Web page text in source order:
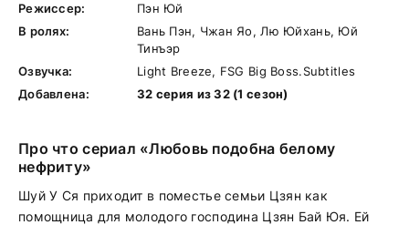
Режиссер:
Пэн Юй
В ролях:
Вань Пэн, Чжан Яо, Лю Юйхань, Юй
Тинъэр
Озвучка:
Light Breeze, FSG Big Boss.Subtitles
Добавлена:
32 серия из 32 (1 сезон)
Про что сериал «Любовь подобна белому
нефриту»
Шуй У Ся приходит в поместье семьи Цзян как
помощница для молодого господина Цзян Бай Юя. Ей